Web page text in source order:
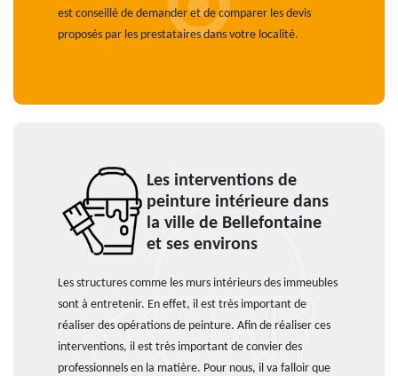
est conseillé de demander et de comparer les devis
proposés par les prestataires dans votre localité.
Les interventions de
peinture intérieure dans
la ville de Bellefontaine
et ses environs
Les structures comme les murs intérieurs des immeubles
sont à entretenir. En effet, il est très important de
réaliser des opérations de peinture. Afin de réaliser ces
interventions, il est très important de convier des
professionnels en la matière. Pour nous, il va falloir que